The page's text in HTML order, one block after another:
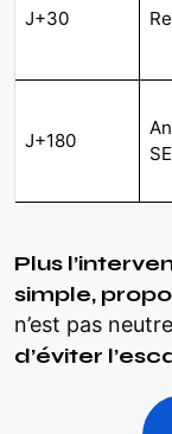
J+30
J+180
Plus
simple,
n’est pas
d’éviter